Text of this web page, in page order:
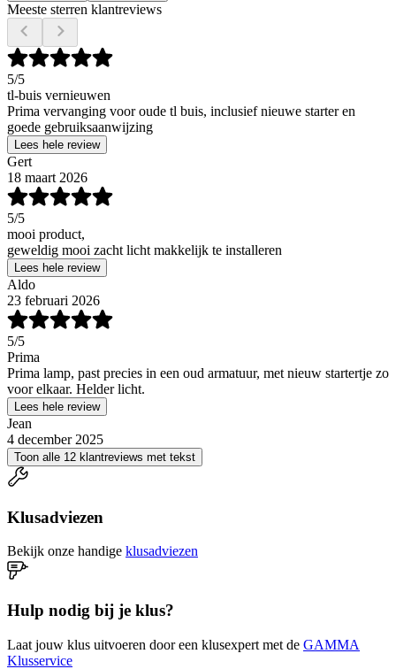
Meeste sterren klantreviews
5/5
tl-buis vernieuwen
Prima vervanging voor oude tl buis, inclusief nieuwe starter en
goede gebruiksaanwijzing
Lees hele review
Gert
18 maart 2026
5/5
mooi product,
geweldig mooi zacht licht makkelijk te installeren
Lees hele review
Aldo
23 februari 2026
5/5
Prima
Prima lamp, past precies in een oud armatuur, met nieuw startertje zo
voor elkaar. Helder licht.
Lees hele review
Jean
4 december 2025
Toon alle 12 klantreviews met tekst
Klusadviezen
Bekijk onze handige klusadviezen
Hulp nodig bij je klus?
Laat jouw klus uitvoeren door een klusexpert met de GAMMA
Klusservice